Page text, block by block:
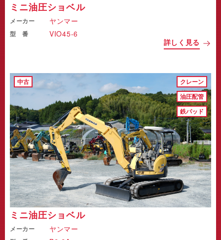
ミニ油圧ショベル
メーカー ヤンマー
型 番 VIO45-6
詳しく見る
中古
クレーン
油圧配管
鉄パッド
ミニ油圧ショベル
メーカー ヤンマー